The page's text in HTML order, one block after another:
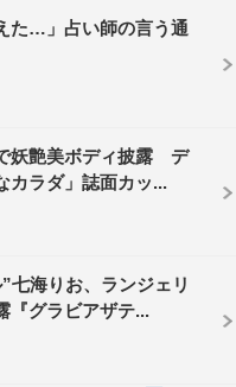
た…」占い師の言う通
妖艶美ボディ披露 デ
カラダ」誌面カッ...
七海りお、ランジェリ
『グラビアザテ...